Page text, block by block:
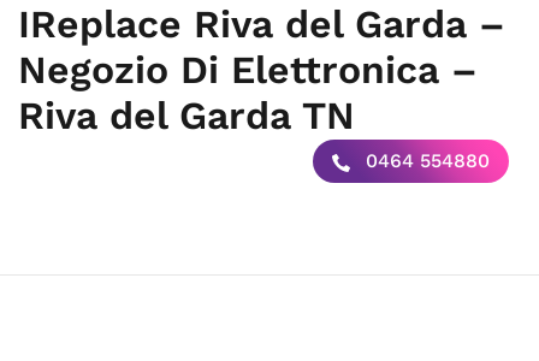
IReplace Riva del Garda –
Negozio Di Elettronica –
Riva del Garda TN
0464 554880